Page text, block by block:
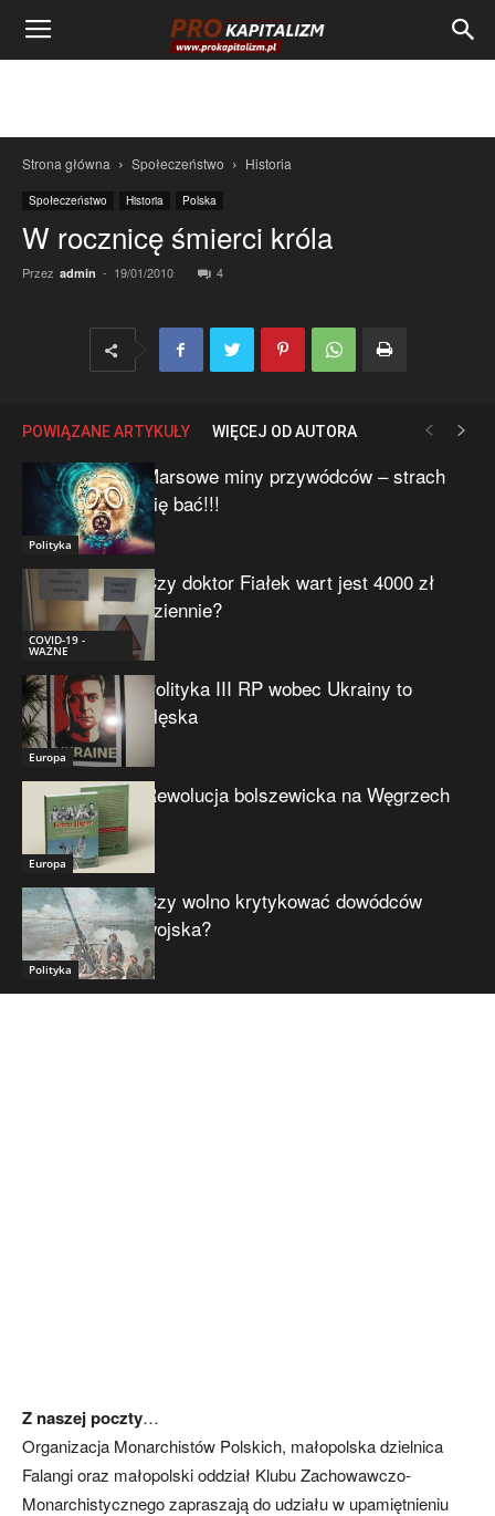
Strona główna Społeczeństwo Historia
Społeczeństwo Historia Polska
W rocznicę śmierci króla
Przez admin - 19/01/2010 4
POWIĄZANE ARTYKUŁY WIĘCEJ OD AUTORA
Polityka
Marsowe miny przywódców – strach
się bać!!!
COVID-19 -
WAŻNE
Czy doktor Fiałek wart jest 4000 zł
dziennie?
Europa
Polityka III RP wobec Ukrainy to
klęska
Europa
Rewolucja bolszewicka na Węgrzech
Polityka
Czy wolno krytykować dowódców
wojska?
Z naszej poczty…
Organizacja Monarchistów Polskich, małopolska dzielnica
Falangi oraz małopolski oddział Klubu Zachowawczo-
Monarchistycznego zapraszają do udziału w upamiętnieniu